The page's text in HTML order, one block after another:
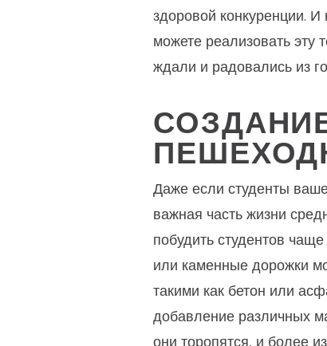
здоровой конкуренции.
можете реализовать
ждали и радовались из
Даже если студенты
важная часть жизни
побудить студентов
или каменные дорожки
такими как бетон или
добавление различных
они торопятся, и более